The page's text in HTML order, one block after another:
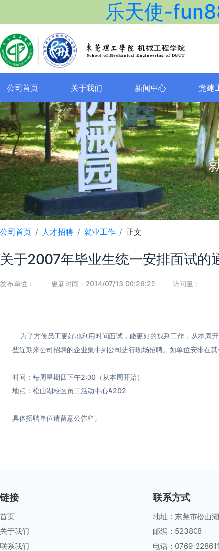
乐天使-
公司首页 关于我们 新闻中心 党建
公司首页 人才招聘 就业工作 正文
关于2007年毕业生统一安排面试的
发布单位： 更新时间：2014/07/13 00:26:22 访问量：
为了方便员工更好地利用时间面试，能更好的找到工作，从本周
些近期来公司招聘的企业集中到公司进行现场招聘。如单位安排在
时间：每周星期四下午2:00（从本周开始）
地点：松山湖校区员工活动中心A202
具体招聘单位请留意公告栏。
链接
首页
关于我们
联系我们
联系方式
地址：东莞市松山
邮编：523808
电话：0769-